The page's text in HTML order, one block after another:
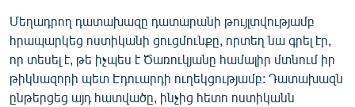
Մեղադրող դատախազը դատարանի թույլտվությամբ
հրապարկեց ոստիկանի ցուցմունքը, որտեղ նա գրել էր,
որ տեսել է, թե իչպես է Ծառուկյանը համալիր մտնում իր
թիկնազորի պետ Էդուարդի ուղեկցությամբ: Դատախազն
ընթերցեց այդ հատվածը, ինչից հետո ոստիկանն